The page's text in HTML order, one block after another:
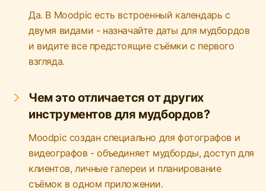
Да. В Moodpic есть встроенный календарь с
двумя видами - назначайте даты для мудбордов
и видите все предстоящие съёмки с первого
взгляда.
Чем это отличается от других
инструментов для мудбордов?
Moodpic создан специально для фотографов и
видеографов - объединяет мудборды, доступ для
клиентов, личные галереи и планирование
съёмок в одном приложении.